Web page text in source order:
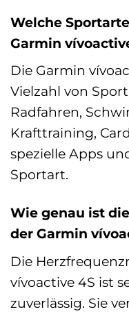
Welche
Garmin
Die Garmin
Vielzahl von
Radfahren,
Krafttraining,
spezielle Apps
Sportart.
Wie genau ist
der Garmin
Die
vívoactive 4S ist
zuverlässig. Sie